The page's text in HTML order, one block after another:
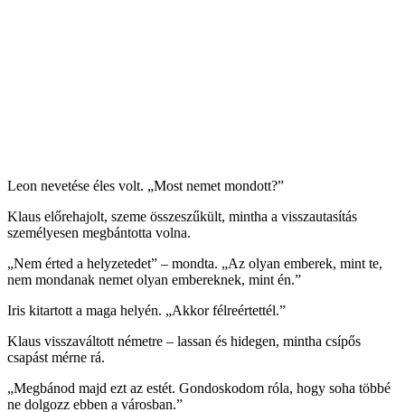
Leon nevetése éles volt. „Most nemet mondott?”
Klaus előrehajolt, szeme összeszűkült, mintha a visszautasítás
személyesen megbántotta volna.
„Nem érted a helyzetedet” – mondta. „Az olyan emberek, mint te,
nem mondanak nemet olyan embereknek, mint én.”
Iris kitartott a maga helyén. „Akkor félreértettél.”
Klaus visszaváltott németre – lassan és hidegen, mintha csípős
csapást mérne rá.
„Megbánod majd ezt az estét. Gondoskodom róla, hogy soha többé
ne dolgozz ebben a városban.”